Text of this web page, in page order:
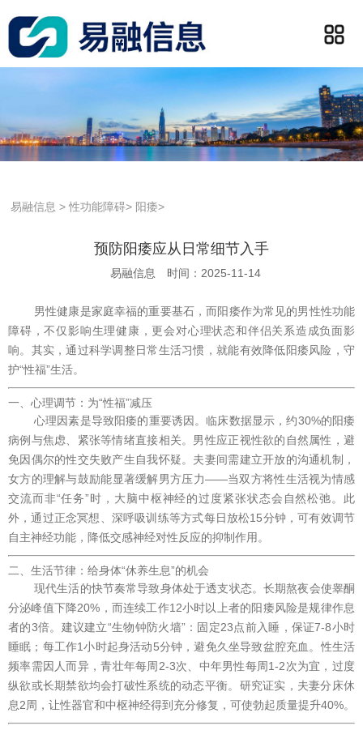
易融信息 >性功能障碍> 阳痿>
预防阳痿应从日常细节入手
易融信息 时间：2025-11-14
男性健康是家庭幸福的重要基石，而阳痿作为常见的男性性功能
障碍，不仅影响生理健康，更会对心理状态和伴侣关系造成负面影
响。其实，通过科学调整日常生活习惯，就能有效降低阳痿风险，守
护“性福”生活。
一、心理调节：为“性福”减压
心理因素是导致阳痿的重要诱因。临床数据显示，约30%的阳痿
病例与焦虑、紧张等情绪直接相关。男性应正视性欲的自然属性，避
免因偶尔的性交失败产生自我怀疑。夫妻间需建立开放的沟通机制，
女方的理解与鼓励能显著缓解男方压力——当双方将性生活视为情感
交流而非“任务”时，大脑中枢神经的过度紧张状态会自然松弛。此
外，通过正念冥想、深呼吸训练等方式每日放松15分钟，可有效调节
自主神经功能，降低交感神经对性反应的抑制作用。
二、生活节律：给身体“休养生息”的机会
现代生活的快节奏常导致身体处于透支状态。长期熬夜会使睾酮
分泌峰值下降20%，而连续工作12小时以上者的阳痿风险是规律作息
者的3倍。建议建立“生物钟防火墙”：固定23点前入睡，保证7-8小时
睡眠；每工作1小时起身活动5分钟，避免久坐导致盆腔充血。性生活
频率需因人而异，青壮年每周2-3次、中年男性每周1-2次为宜，过度
纵欲或长期禁欲均会打破性系统的动态平衡。研究证实，夫妻分床休
息2周，让性器官和中枢神经得到充分修复，可使勃起质量提升40%。